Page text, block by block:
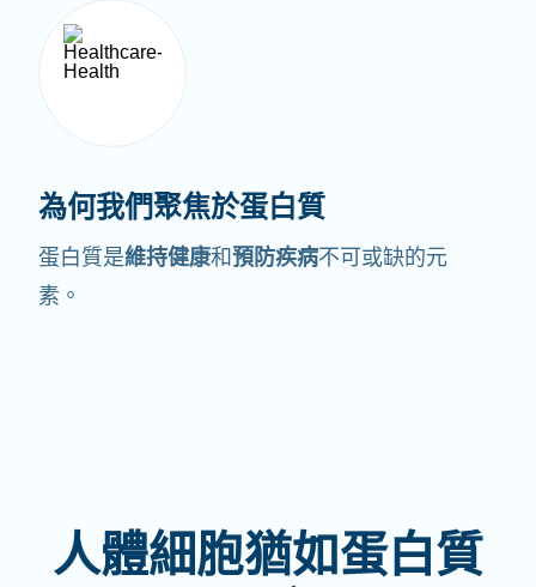
為何我們聚焦於蛋白質
蛋白質是維持健康和預防疾病不可或缺的元
素。
人體細胞猶如蛋白質